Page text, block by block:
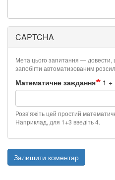
CAPTCHA
Мета цього запитання — довести,
запобігти автоматизованим
Математичне завдання 1 +
Розв’яжіть цей простий
Наприклад, для 1+3 введіть 4.
Залишити коментар